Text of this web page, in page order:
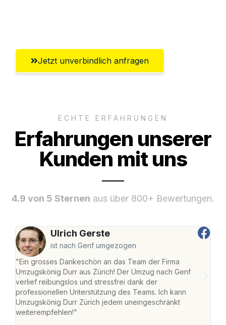
Jetzt unverbindlich anfragen
ECHTE ERFAHRUNGEN
Erfahrungen unserer
Kunden mit uns
4.9 von 5 Sternen aus über 800+ Bewertungen.
Ulrich Gerste
ist nach Genf umgezogen
"Ein grosses Dankeschön an das Team der Firma
Umzugskönig Durr aus Zürich! Der Umzug nach Genf
verlief reibungslos und stressfrei dank der
professionellen Unterstützung des Teams. Ich kann
Umzugskönig Durr Zürich jedem uneingeschränkt
weiterempfehlen!"